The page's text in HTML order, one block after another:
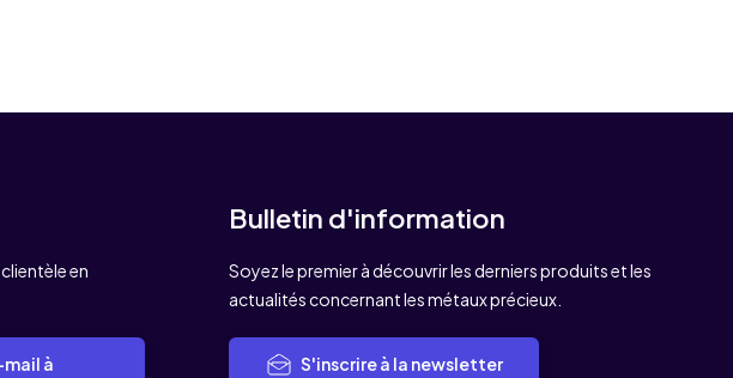
en
Bulletin d'information
Soyez le premier à découvrir les derniers produits et les
actualités concernant les métaux précieux.
S'inscrire à la newsletter